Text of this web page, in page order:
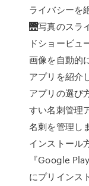
ライバシーを
🌉写真のスラ
ドショービュ
画像を自動的
アプリを紹介
アプリの選び
すい名刺管理
名刺を管理し
インストール
『Google
にプリインス